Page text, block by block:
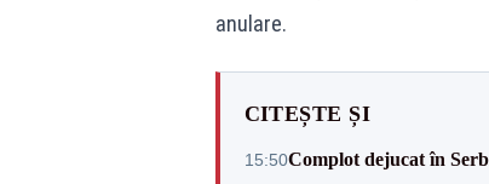
anulare.
CITEȘTE ȘI
15:50Complot dejucat în